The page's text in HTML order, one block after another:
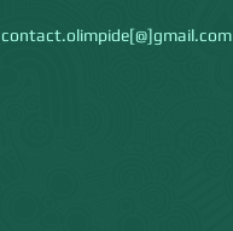
contact.olimpide[@]gmail.com